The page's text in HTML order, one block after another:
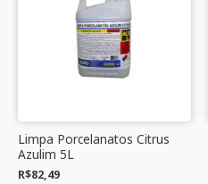
Limpa Porcelanatos Citrus
Azulim 5L
R$82,49